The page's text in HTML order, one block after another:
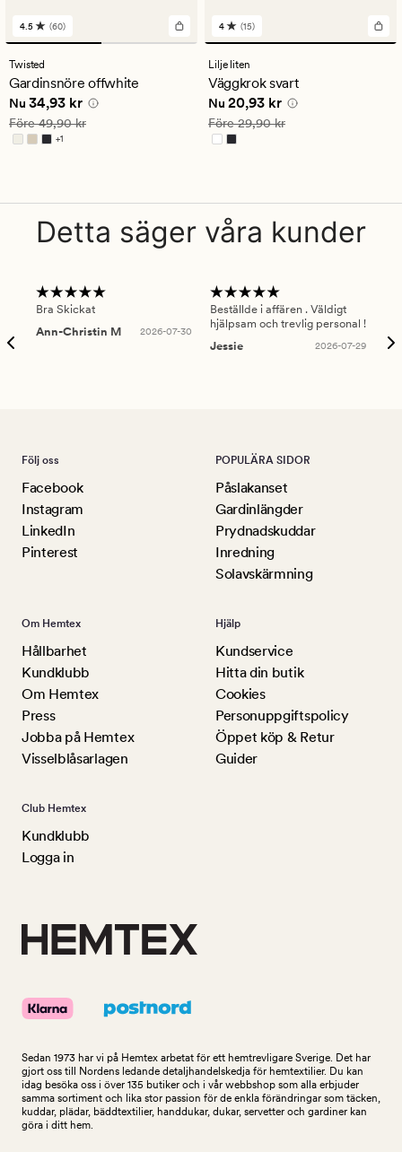
60
omdömen
med
ett
genomsnittligt
betyg
på
4.5
4.5 (60)
Twisted
Gardinsnöre offwhite
Nuvarande pris
Nu 34,93 kr
Ordinarie pris
Före49,90 kr
+1
Finns i fler färger
15
omdömen
med
ett
genomsnittligt
betyg
på
4
4 (15)
Lilje liten
Väggkrok svart
Nuvarande pris
Nu 20,93 kr
Ordinarie pris
Före29,90 kr
Detta säger våra kunder
Bra Skickat
Ann-Christin M
2026-07-30
Beställde i affären . Väldigt
hjälpsam och trevlig personal !
Jessie
2026-07-29
Följ oss
Facebook
Instagram
LinkedIn
Pinterest
POPULÄRA SIDOR
Påslakanset
Gardinlängder
Prydnadskuddar
Inredning
Solavskärmning
Om Hemtex
Hållbarhet
Kundklubb
Om Hemtex
Press
Jobba på Hemtex
Visselblåsarlagen
Hjälp
Kundservice
Hitta din butik
Cookies
Personuppgiftspolicy
Öppet köp & Retur
Guider
Club Hemtex
Kundklubb
Logga in
Sedan 1973 har vi på Hemtex arbetat för ett hemtrevligare Sverige. Det har
gjort oss till Nordens ledande detaljhandelskedja för hemtextilier. Du kan
idag besöka oss i över 135 butiker och i vår webbshop som alla erbjuder
samma sortiment och lika stor passion för de enkla förändringar som täcken,
kuddar, plädar, bäddtextilier, handdukar, dukar, servetter och gardiner kan
göra i ditt hem.